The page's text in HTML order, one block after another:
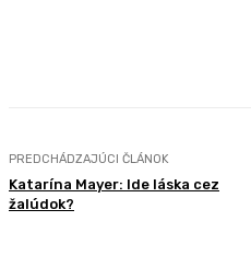
PREDCHÁDZAJÚCI ČLÁNOK
Katarína Mayer: Ide láska cez
žalúdok?